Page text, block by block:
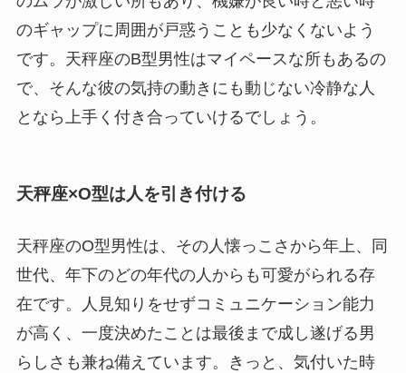
のギャップに周囲が戸惑うことも少なくないよう
です。天秤座のB型男性はマイペースな所もあるの
で、そんな彼の気持の動きにも動じない冷静な人
となら上手く付き合っていけるでしょう。
天秤座×O型は人を引き付ける
天秤座のO型男性は、その人懐っこさから年上、同
世代、年下のどの年代の人からも可愛がられる存
在です。人見知りをせずコミュニケーション能力
が高く、一度決めたことは最後まで成し遂げる男
らしさも兼ね備えています。きっと、気付いた時